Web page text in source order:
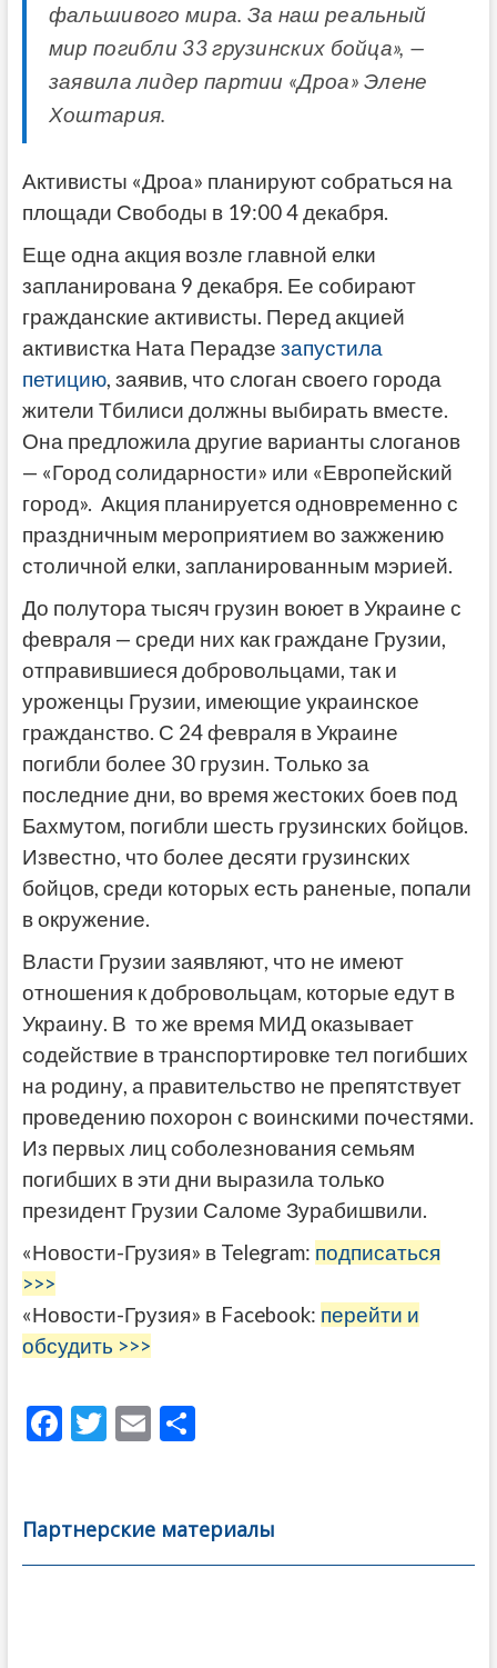
фальшивого мира. За наш реальный
мир погибли 33 грузинских бойца», —
заявила лидер партии «Дроа» Элене
Хоштария.
Активисты «Дроа» планируют собраться на
площади Свободы в 19:00 4 декабря.
Еще одна акция возле главной елки
запланирована 9 декабря. Ее собирают
гражданские активисты. Перед акцией
активистка Ната Перадзе запустила
петицию, заявив, что слоган своего города
жители Тбилиси должны выбирать вместе.
Она предложила другие варианты слоганов
— «Город солидарности» или «Европейский
город». Акция планируется одновременно с
праздничным мероприятием во зажжению
столичной елки, запланированным мэрией.
До полутора тысяч грузин воюет в Украине с
февраля — среди них как граждане Грузии,
отправившиеся добровольцами, так и
уроженцы Грузии, имеющие украинское
гражданство. С 24 февраля в Украине
погибли более 30 грузин. Только за
последние дни, во время жестоких боев под
Бахмутом, погибли шесть грузинских бойцов.
Известно, что более десяти грузинских
бойцов, среди которых есть раненые, попали
в окружение.
Власти Грузии заявляют, что не имеют
отношения к добровольцам, которые едут в
Украину. В то же время МИД оказывает
содействие в транспортировке тел погибших
на родину, а правительство не препятствует
проведению похорон с воинскими почестями.
Из первых лиц соболезнования семьям
погибших в эти дни выразила только
президент Грузии Саломе Зурабишвили.
«Новости-Грузия» в Telegram: подписаться
>>>
«Новости-Грузия» в Facebook: перейти и
обсудить >>>
F
b
o
T
er
E
l
О
а
в
Партнерские материалы